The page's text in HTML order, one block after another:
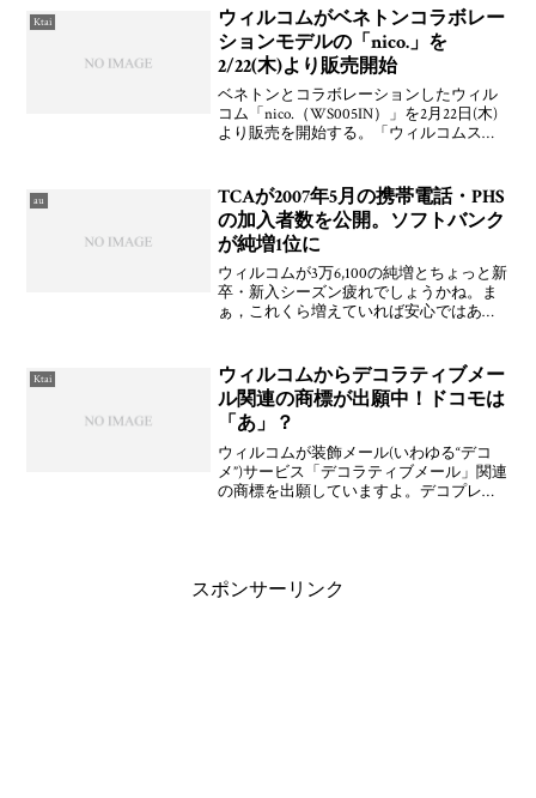
「Google Co
Ktai
ウィルコムがベネトンコラボレー
ションモデルの「nico.」を
2/22(木)より販売開始
ベネトンとコラボレーションしたウィル
コム「nico.（WS005IN）」を2月22日(木)
より販売を開始する。「ウィルコムスト
店舗（札幌・新宿・表参道・名古屋・
au
TCAが2007年5月の携帯電話・PHS
の加入者数を公開。ソフトバンク
が純増1位に
ウィルコムが3万6,100の純増とちょっと新
卒・新入シーズン疲れでしょうかね。ま
ぁ，これくら増えていれば安心ではあり
り，さらにホワイトプラン契約者数が500
万を超え
Ktai
ウィルコムからデコラティブメー
ル関連の商標が出願中！ドコモは
「あ」？
ウィルコムが装飾メール(いわゆる“デコ
メ”)サービス「デコラティブメール」関連
の商標を出願していますよ。デコプレー
スポンサーリンク